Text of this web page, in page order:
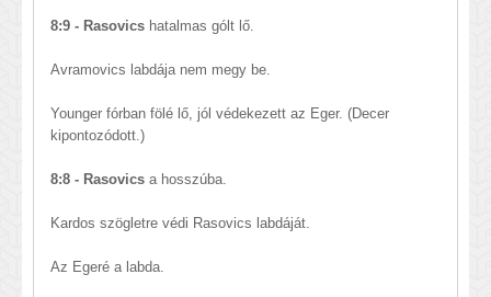
8:9 - Rasovics hatalmas gólt lő.
Avramovics labdája nem megy be.
Younger fórban fölé lő, jól védekezett az Eger. (Decer
kipontozódott.)
8:8 - Rasovics a hosszúba.
Kardos szögletre védi Rasovics labdáját.
Az Egeré a labda.